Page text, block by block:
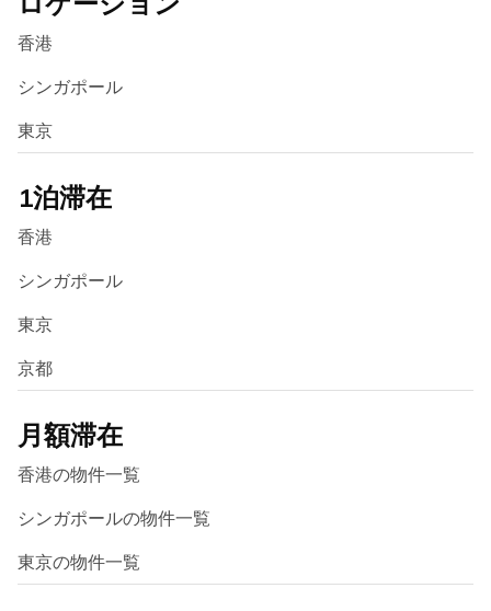
香港
シンガポール
東京
1泊滞在
香港
シンガポール
東京
京都
月額滞在
香港の物件一覧
シンガポールの物件一覧
東京の物件一覧